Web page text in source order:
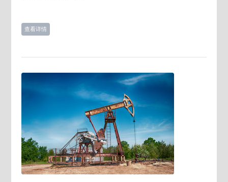
查看详情